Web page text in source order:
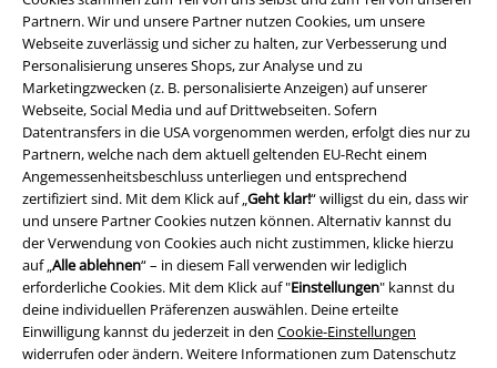
Partnern. Wir und unsere Partner nutzen Cookies, um unsere
Webseite zuverlässig und sicher zu halten, zur Verbesserung und
Personalisierung unseres Shops, zur Analyse und zu
Marketingzwecken (z. B. personalisierte Anzeigen) auf unserer
Webseite, Social Media und auf Drittwebseiten. Sofern
Datentransfers in die USA vorgenommen werden, erfolgt dies nur zu
Partnern, welche nach dem aktuell geltenden EU-Recht einem
Angemessenheitsbeschluss unterliegen und entsprechend
zertifiziert sind. Mit dem Klick auf „Geht klar!“ willigst du ein, dass wir
und unsere Partner Cookies nutzen können. Alternativ kannst du
der Verwendung von Cookies auch nicht zustimmen, klicke hierzu
auf „Alle ablehnen“ – in diesem Fall verwenden wir lediglich
erforderliche Cookies. Mit dem Klick auf "Einstellungen" kannst du
deine individuellen Präferenzen auswählen. Deine erteilte
Einwilligung kannst du jederzeit in den Cookie-Einstellungen
widerrufen oder ändern. Weitere Informationen zum Datenschutz
Rechtliches
AGB
Impressum
Datenschutz
Entsorgung und Umweltschutz
Konformitätserklärung